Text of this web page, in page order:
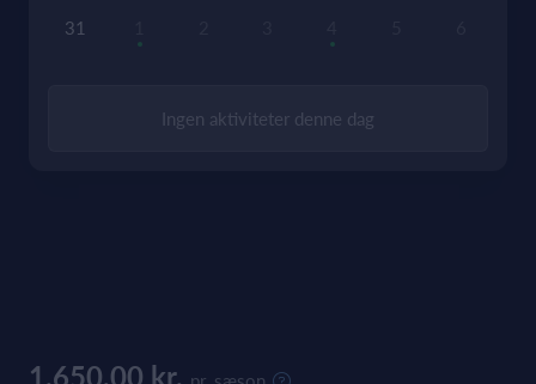
31
Ingen aktiviteter denne dag
1.650,00 kr.